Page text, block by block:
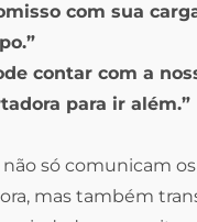
com sua
contar com a
para ir além.”
não só comunicam
mas também